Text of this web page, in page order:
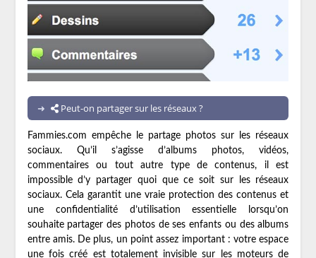
Peut-on partager sur les réseaux ?
Fammies.com empêche le partage photos sur les réseaux
sociaux. Qu’il s’agisse d’albums photos, vidéos,
commentaires ou tout autre type de contenus, il est
impossible d’y partager quoi que ce soit sur les réseaux
sociaux. Cela garantit une vraie protection des contenus et
une confidentialité d’utilisation essentielle lorsqu’on
souhaite partager des photos de ses enfants ou des albums
entre amis. De plus, un point assez important : votre espace
une fois créé est totalement invisible sur les moteurs de